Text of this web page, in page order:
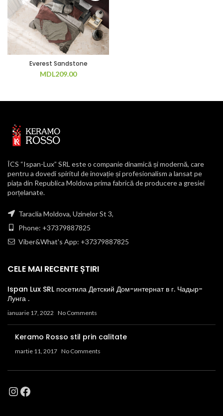
Everest Sandstone
MDL209.00
ÎCS “Ispan-Lux” SRL este o companie dinamică și modernă, care
pentru a dovedi spiritul de inovație și profesionalism a lansat pe
piața din Republica Moldova prima fabrică de producere a gresiei
porțelanate.
Taraclia Moldova, Uzinelor St 3,
Phone: +37379887825
Viber&What's App: +37379887825
CELE MAI RECENTE ȘTIRI
Ispan Lux SRL посетила Детский Дом-интернат в г. Чадыр-
Лунга .
ianuarie 17, 2022 No Comments
Keramo Rosso stil prin calitate
martie 11, 2017 No Comments